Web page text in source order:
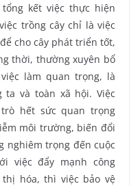
kết việc thực hiện
trồng cây chỉ là việc
cho cây phát triển tốt,
thời, thường xuyên bổ
làm quan trọng, là
và toàn xã hội. Việc
hết sức quan trọng
môi trường, biến đổi
nghiêm trọng đến cuộc
việc đẩy mạnh công
hóa, thì việc bảo vệ